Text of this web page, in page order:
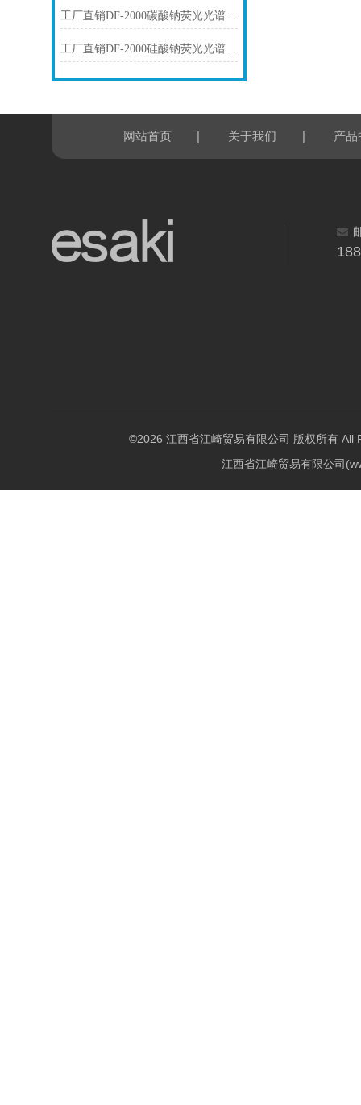
工厂直销DF-2000碳酸钠荧光光谱仪技术参数
工厂直销DF-2000硅酸钠荧光光谱仪技术参数
网站首页 | 关于我们 | 产品
©2026 江西省江崎贸易有限公司 版权所有 All
江西省江崎贸易有限公司